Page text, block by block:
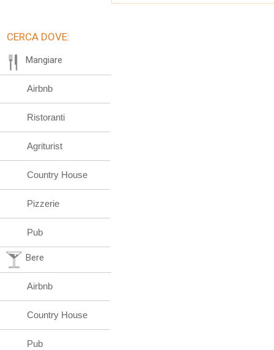
CERCA DOVE:
Mangiare
Airbnb
Ristoranti
Agriturist
Country House
Pizzerie
Pub
Bere
Airbnb
Country House
Pub